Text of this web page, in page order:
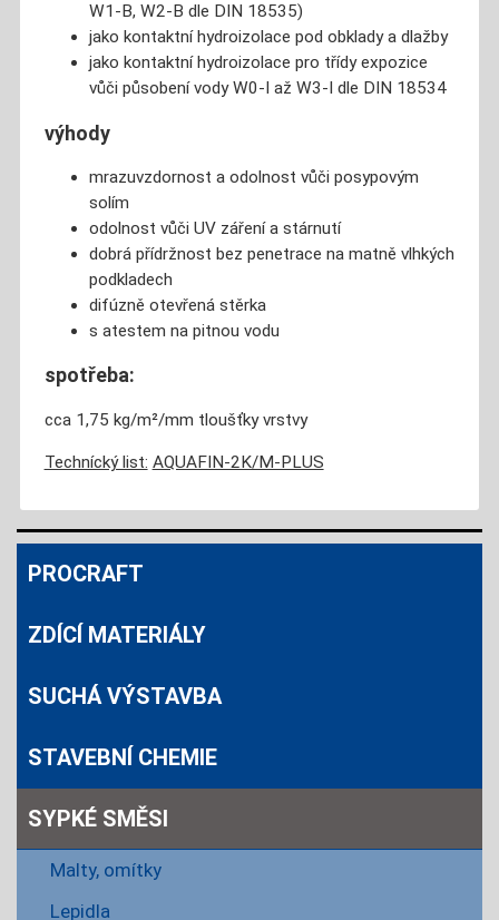
W1-B, W2-B dle DIN 18535)
jako kontaktní hydroizolace pod obklady a dlažby
jako kontaktní hydroizolace pro třídy expozice
vůči působení vody W0-I až W3-I dle DIN 18534
výhody
mrazuvzdornost a odolnost vůči posypovým
solím
odolnost vůči UV záření a stárnutí
dobrá přídržnost bez penetrace na matně vlhkých
podkladech
difúzně otevřená stěrka
s atestem na pitnou vodu
spotřeba:
cca 1,75 kg/m²/mm tloušťky vrstvy
Technícký list: AQUAFIN-2K/M-PLUS
PROCRAFT
ZDÍCÍ MATERIÁLY
SUCHÁ VÝSTAVBA
STAVEBNÍ CHEMIE
SYPKÉ SMĚSI
Malty, omítky
Lepidla